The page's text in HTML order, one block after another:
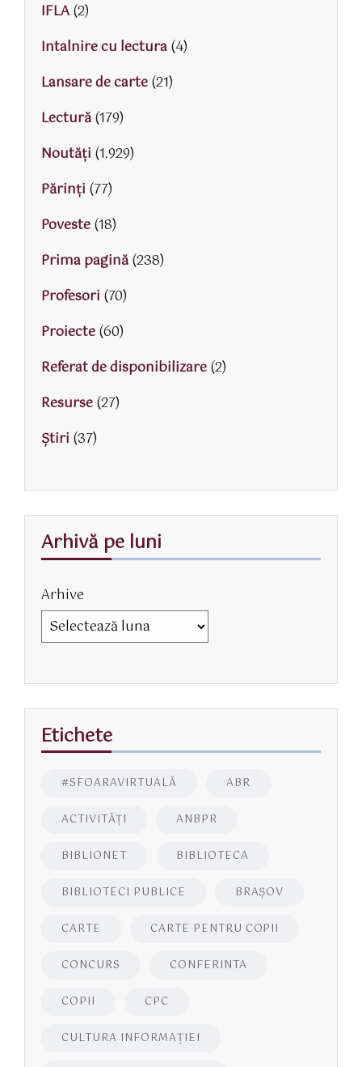
IFLA(2)
Intalnire cu lectura(4)
Lansare de carte(21)
Lectură(179)
Noutăți (1.929)
Părinţi (77)
Poveste(18)
Prima pagină(238)
Profesori (70)
Proiecte(60)
Referat de disponibilizare(2)
Resurse(27)
Știri (37)
Arhivă pe luni
Arhive
Etichete
#SFOARAVIRTUALĂ ABR
ACTIVITĂŢI ANBPR
BIBLIONET BIBLIOTECA
BIBLIOTECI PUBLICE BRAŞOV
CARTE CARTE PENTRU COPII
CONCURS CONFERINTA
COPII CPC
CULTURA INFORMAŢIEI